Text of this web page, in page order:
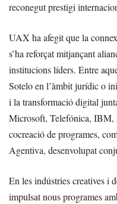
reconegut prestigi
UAX ha afegit que la
s’ha reforçat mitjançant
institucions líders. Entre
Sotelo en l’àmbit jurídic o
i la transformació digital
Microsoft, Telefónica,
cocreació de programes,
Agentiva, desenvolupat
En les indústries creatives i
impulsat nous programes